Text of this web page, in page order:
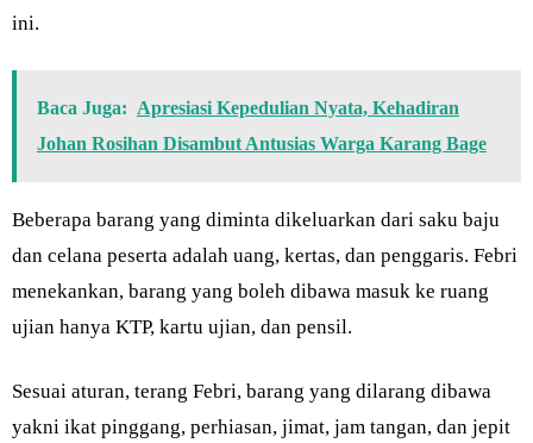
ini.
Baca Juga: Apresiasi Kepedulian Nyata, Kehadiran
Johan Rosihan Disambut Antusias Warga Karang Bage
Beberapa barang yang diminta dikeluarkan dari saku baju
dan celana peserta adalah uang, kertas, dan penggaris. Febri
menekankan, barang yang boleh dibawa masuk ke ruang
ujian hanya KTP, kartu ujian, dan pensil.
Sesuai aturan, terang Febri, barang yang dilarang dibawa
yakni ikat pinggang, perhiasan, jimat, jam tangan, dan jepit